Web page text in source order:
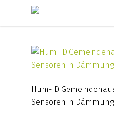
Hum-ID
Sensoren in Dämmung